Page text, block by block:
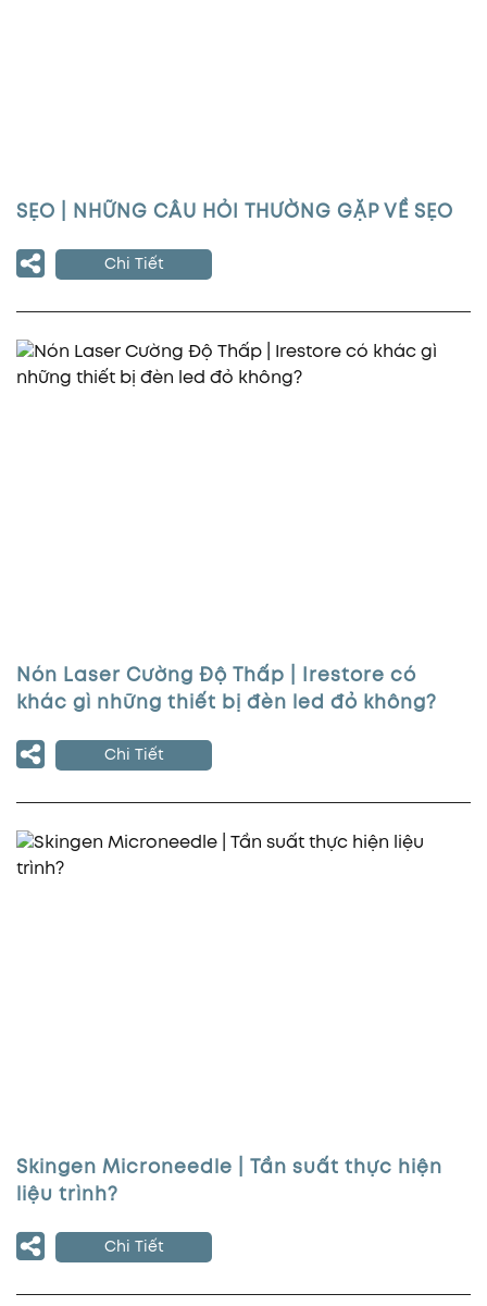
SẸO | NHỮNG CÂU HỎI THƯỜNG GẶP VỀ SẸO
Chi Tiết
Nón Laser Cường Độ Thấp | Irestore có
khác gì những thiết bị đèn led đỏ không?
Chi Tiết
Skingen Microneedle | Tần suất thực hiện
liệu trình?
Chi Tiết